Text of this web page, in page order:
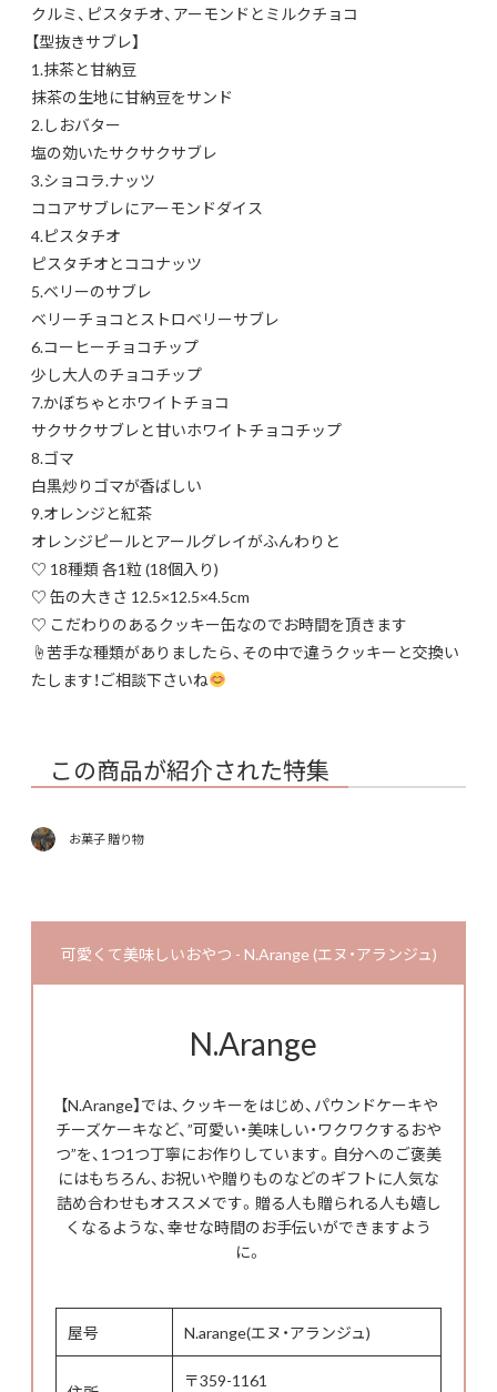
クルミ、ピスタチオ、アーモンドとミルクチョコ
【型抜きサブレ】
1.抹茶と甘納豆
抹茶の生地に甘納豆をサンド
2.しおバター
塩の効いたサクサクサブレ
3.ショコラ.ナッツ
ココアサブレにアーモンドダイス
4.ピスタチオ
ピスタチオとココナッツ
5.ベリーのサブレ
ベリーチョコとストロベリーサブレ
6.コーヒーチョコチップ
少し大人のチョコチップ
7.かぼちゃとホワイトチョコ
サクサクサブレと甘いホワイトチョコチップ
8.ゴマ
白黒炒りゴマが香ばしい
9.オレンジと紅茶
オレンジピールとアールグレイがふんわりと
♡ 18種類 各1粒 (18個入り)
♡ 缶の大きさ 12.5×12.5×4.5cm
♡ こだわりのあるクッキー缶なのでお時間を頂きます
☝苦手な種類がありましたら、その中で違うクッキーと交換い
たします！ご相談下さいね
この商品が紹介された特集
お菓子 贈り物
可愛くて美味しいおやつ - N.Arange (エヌ・アランジュ)
N.Arange
【N.Arange】では、クッキーをはじめ、パウンドケーキや
チーズケーキなど、”可愛い・美味しい・ワクワクするおや
つ”を、1つ1つ丁寧にお作りしています。自分へのご褒美
にはもちろん、お祝いや贈りものなどのギフトに人気な
詰め合わせもオススメです。贈る人も贈られる人も嬉し
くなるような、幸せな時間のお手伝いができますよう
に。
屋号 N.arange(エヌ・アランジュ)
〒359-1161